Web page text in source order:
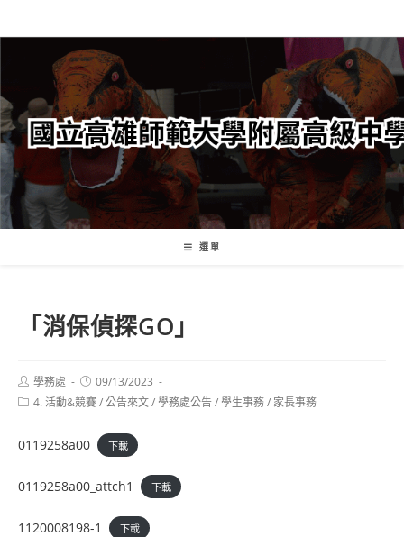
轉
要
內
容
選單
「消保偵探GO」
Post
author:
學務處
Post
published:
09/13/2023
Post4. 活動&競賽/公告來文/學務處公告/學生事務/ 家長事務
0119258a00 下載
0119258a00_attch1 下載
1120008198-1 下載